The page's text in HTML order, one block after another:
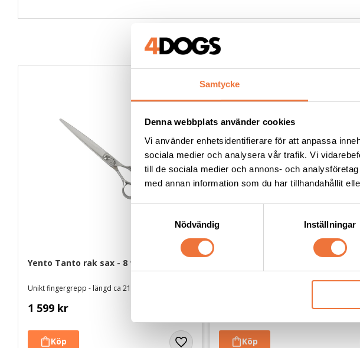
Samtycke
Denna webbplats använder cookies
Vi använder enhetsidentifierare för att anpassa
sociala medier och analysera vår trafik. Vi
till de sociala medier och annons- och
med annan information som du har tillhandahållit
s
Nödvändig Inställningar
Yento Tanto rak sax - 8 tum
Unikt fingergrepp - längd ca 21 cm
1 599 kr